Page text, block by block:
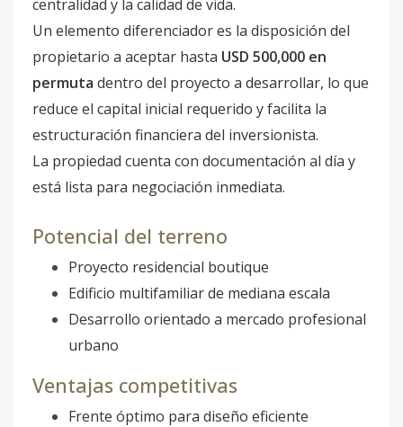
centralidad y la calidad de vida.
Un elemento diferenciador es la disposición del
propietario a aceptar hasta USD 500,000 en
permuta dentro del proyecto a desarrollar, lo que
reduce el capital inicial requerido y facilita la
estructuración financiera del inversionista.
La propiedad cuenta con documentación al día y
está lista para negociación inmediata.
Potencial del terreno
Proyecto residencial boutique
Edificio multifamiliar de mediana escala
Desarrollo orientado a mercado profesional
urbano
Ventajas competitivas
Frente óptimo para diseño eficiente